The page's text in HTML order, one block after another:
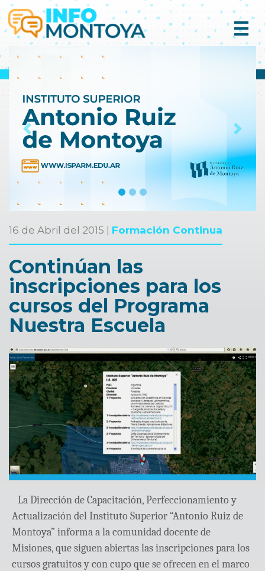
Previous Next
16 de Abril del 2015 | Formación Continua
Continúan las
inscripciones para los
cursos del Programa
Nuestra Escuela
La Dirección de Capacitación, Perfeccionamiento y
Actualización del Instituto Superior “Antonio Ruiz de
Montoya” informa a la comunidad docente de
Misiones, que siguen abiertas las inscripciones para los
cursos gratuitos y con cupo que se ofrecen en el marco